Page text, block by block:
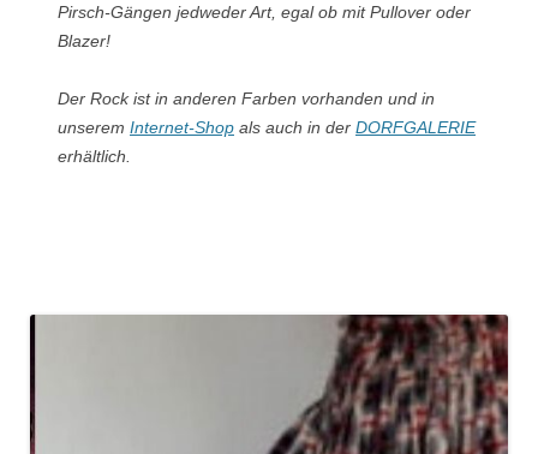
Pirsch-Gängen jedweder Art, egal ob mit Pullover oder
Blazer!
Der Rock ist in anderen Farben vorhanden und in
unserem Internet-Shop als auch in der DORFGALERIE
erhältlich.